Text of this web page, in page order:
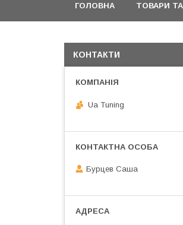
ГОЛОВНА ТОВАРИ
КОНТАКТИ
Ua Tuning
Бурцев Саша